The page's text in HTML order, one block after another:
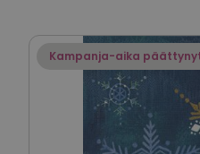
Kampanja-aika